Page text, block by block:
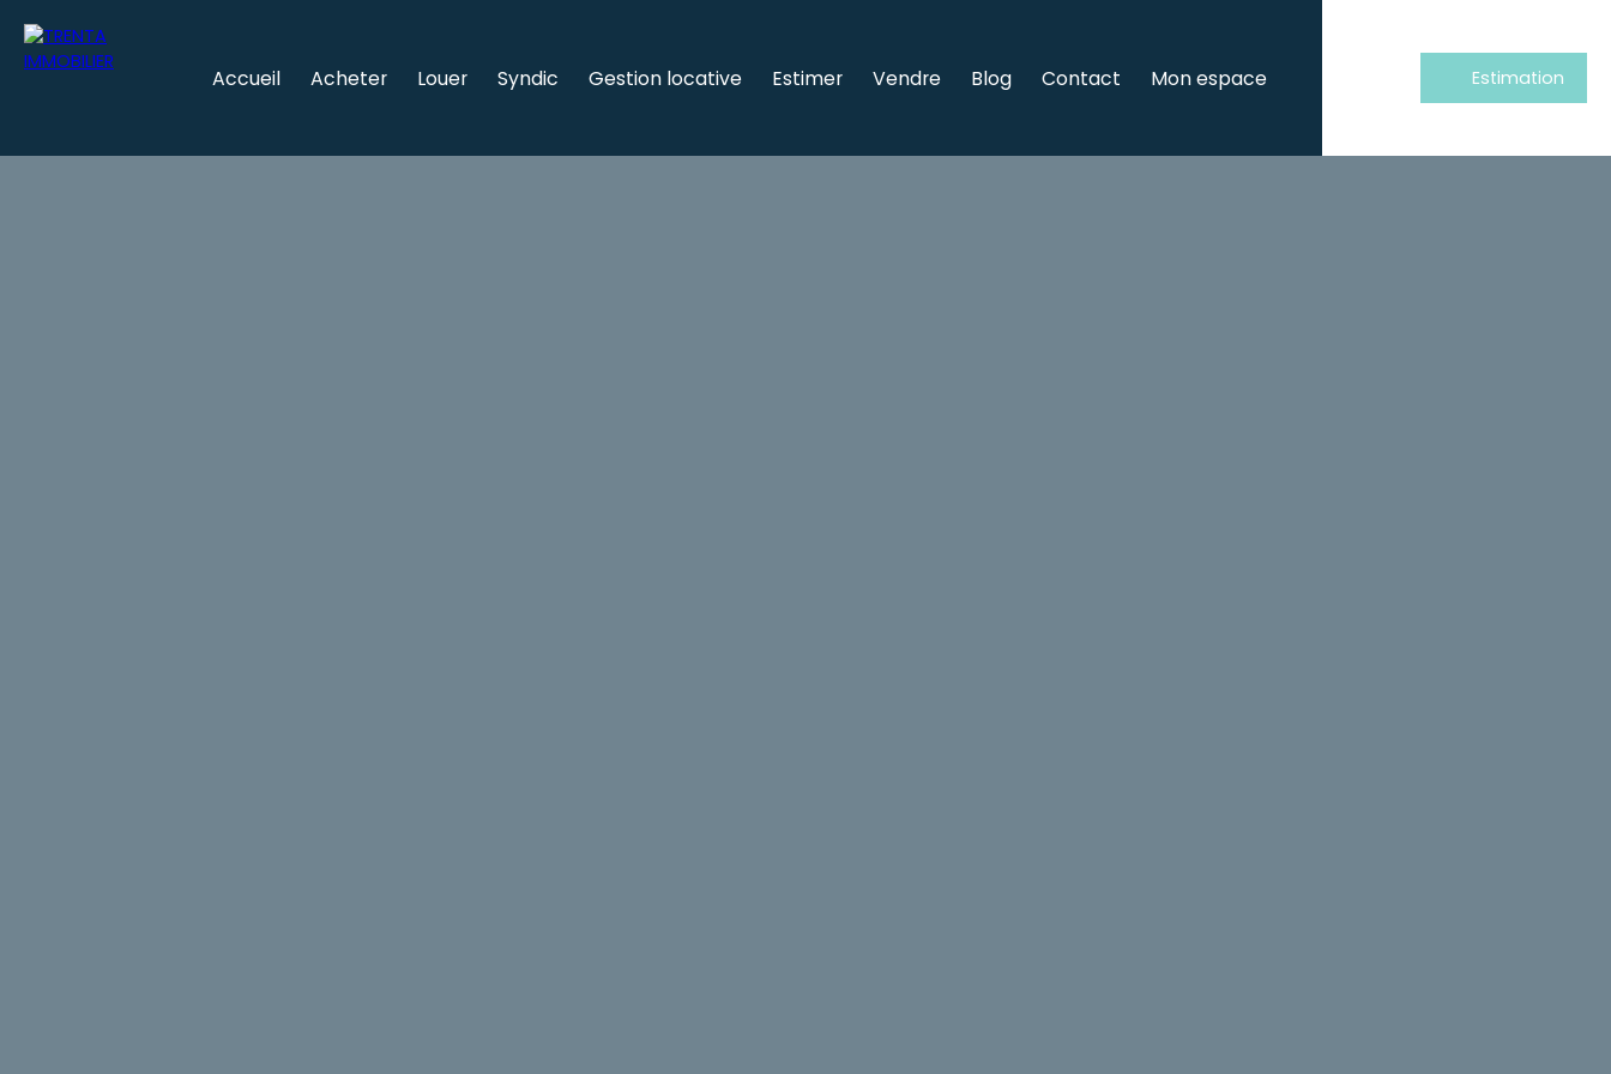
Accueil Acheter Louer Syndic Gestion locative Estimer Vendre Blog Contact Mon espace Estimation